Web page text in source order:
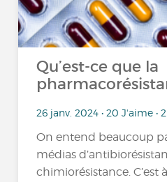
Qu’est-ce que la
26 janv. 2024 • 20 J'aime •
On entend beaucoup
médias
chimiorésistance. C’est